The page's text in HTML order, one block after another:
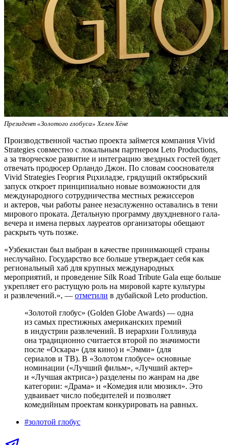
Президент «Золотого глобуса» Хелен Хёне
Производственной частью проекта займется компания Vivid
Strategies совместно с локальным партнером Leto Productions,
а за творческое развитие и интеграцию звездных гостей будет
отвечать продюсер Орландо Джон. По словам сооснователя
Vivid Strategies Георгия Рцхиладзе, грядущий октябрьский
запуск откроет принципиально новые возможности для
международного сотрудничества местных режиссеров
и актеров, чьи работы ранее незаслуженно оставались в тени
мирового проката. Детальную программу двухдневного гала-
вечера и имена первых лауреатов организаторы обещают
раскрыть чуть позже.
«Узбекистан был выбран в качестве принимающей страны
неслучайно. Государство все больше утверждает себя как
региональный хаб для крупных международных
мероприятий, и проведение Silk Road Tribute Gala еще больше
укрепляет его растущую роль на мировой карте культуры
и развлечений.», — отметили в дубайской Leto production.
«Золотой глобус» (Golden Globe Awards) — одна
из самых престижных американских премий
в индустрии развлечений. В иерархии Голливуда
она традиционно считается второй по значимости
после «Оскара» (для кино) и «Эмми» (для
сериалов и ТВ). В «Золотом глобусе» основные
номинации («Лучший фильм», «Лучший актер»
и «Лучшая актриса») разделены по жанрам на две
категории: «Драма» и «Комедия или мюзикл». Это
удваивает число победителей и позволяет
комедийным проектам конкурировать на равных.
#золотой глобус